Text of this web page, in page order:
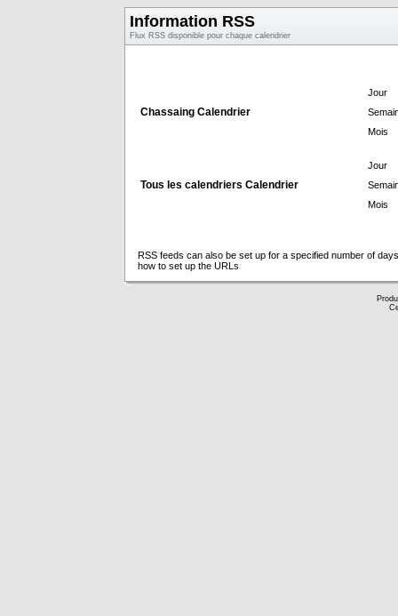
Information RSS
Flux RSS disponible pour chaque calendrier
Chassaing Calendrier
Jour
Mois
Tous les calendriers Calendrier
Jour
Mois
RSS feeds can also be set up for a specified number of
how to set up the URLs